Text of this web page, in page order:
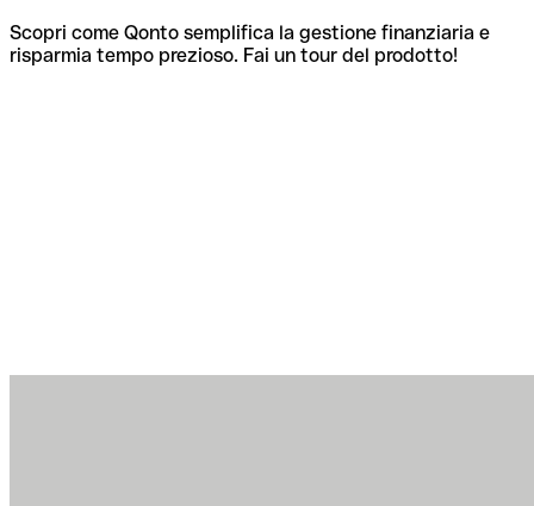
Scopri come Qonto semplifica la gestione finanziaria e
risparmia tempo prezioso. Fai un tour del prodotto!